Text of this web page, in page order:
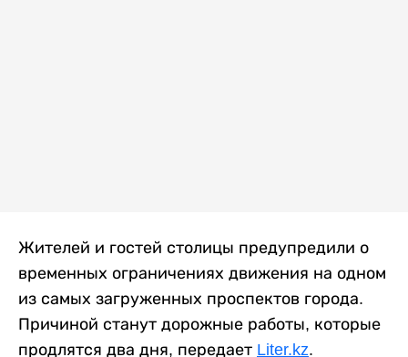
Жителей и гостей столицы предупредили о
временных ограничениях движения на одном
из самых загруженных проспектов города.
Причиной станут дорожные работы, которые
продлятся два дня, передает Liter.kz.